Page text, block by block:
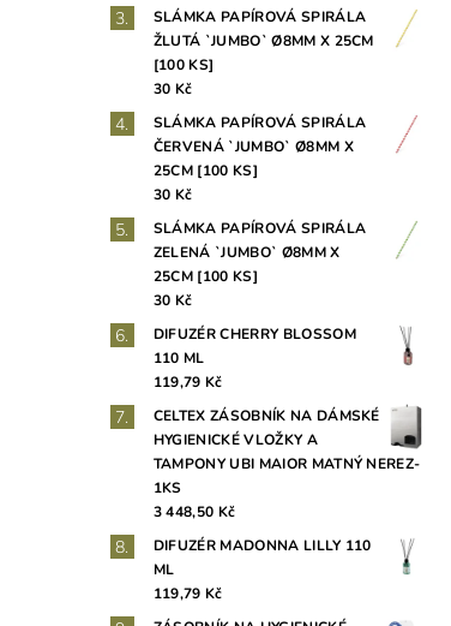
SLÁMKA PAPÍROVÁ SPIRÁLA
ŽLUTÁ `JUMBO` Ø8MM X 25CM
[100 KS]
30 Kč
SLÁMKA PAPÍROVÁ SPIRÁLA
ČERVENÁ `JUMBO` Ø8MM X
25CM [100 KS]
30 Kč
SLÁMKA PAPÍROVÁ SPIRÁLA
ZELENÁ `JUMBO` Ø8MM X
25CM [100 KS]
30 Kč
DIFUZÉR CHERRY BLOSSOM
110 ML
119,79 Kč
CELTEX ZÁSOBNÍK NA DÁMSKÉ
HYGIENICKÉ VLOŽKY A
TAMPONY UBI MAIOR MATNÝ NEREZ-
1KS
3 448,50 Kč
DIFUZÉR MADONNA LILLY 110
ML
119,79 Kč